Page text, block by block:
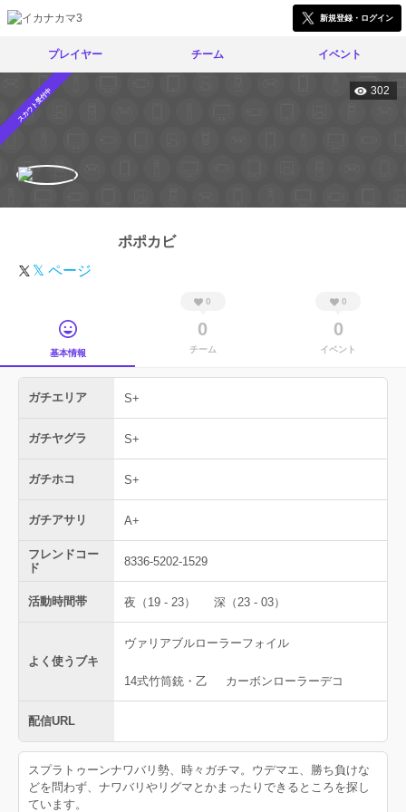
新規登録・ログイン
プレイヤー チーム イベント
スカウト受付中 302
ポポカビ
𝕏 ページ
基本情報
0
0
チーム
0
0
イベント
ガチエリア S+
ガチヤグラ S+
ガチホコ S+
ガチアサリ A+
フレンドコー
ド
8336-5202-1529
活動時間帯 夜（19 - 23） 深（23 - 03）
よく使うブキ
ヴァリアブルローラーフォイル
14式竹筒銃・乙 カーボンローラーデコ
配信URL
スプラトゥーンナワバリ勢、時々ガチマ。ウデマエ、勝ち負けな
どを問わず、ナワバリやリグマとかまったりできるところを探し
ています。